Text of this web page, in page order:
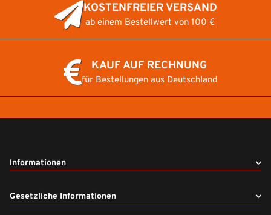
KOSTENFREIER VERSAND
ab einem Bestellwert von 100 €
KAUF AUF RECHNUNG
für Bestellungen aus Deutschland
Informationen
Gesetzliche Informationen